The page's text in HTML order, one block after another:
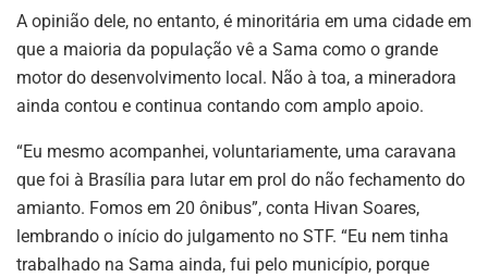
A opinião dele, no entanto, é minoritária em uma cidade em
que a maioria da população vê a Sama como o grande
motor do desenvolvimento local. Não à toa, a mineradora
ainda contou e continua contando com amplo apoio.
“Eu mesmo acompanhei, voluntariamente, uma caravana
que foi à Brasília para lutar em prol do não fechamento do
amianto. Fomos em 20 ônibus”, conta Hivan Soares,
lembrando o início do julgamento no STF. “Eu nem tinha
trabalhado na Sama ainda, fui pelo município, porque